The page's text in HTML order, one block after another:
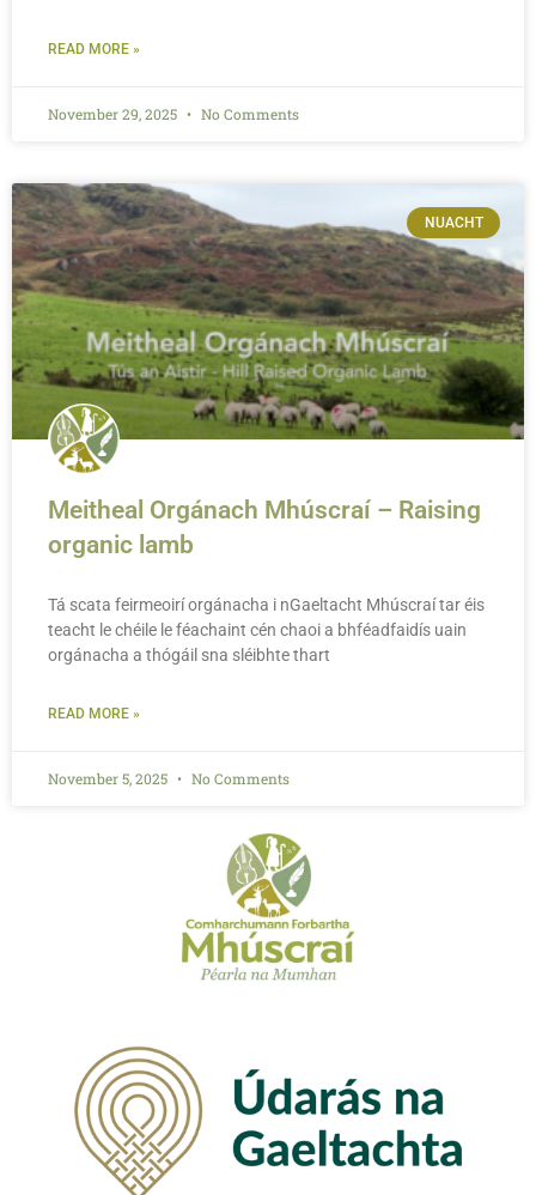
READ MORE »
November 29, 2025 No Comments
NUACHT
Meitheal Orgánach Mhúscraí – Raising
organic lamb
Tá scata feirmeoirí orgánacha i nGaeltacht Mhúscraí tar éis
teacht le chéile le féachaint cén chaoi a bhféadfaidís uain
orgánacha a thógáil sna sléibhte thart
READ MORE »
November 5, 2025 No Comments